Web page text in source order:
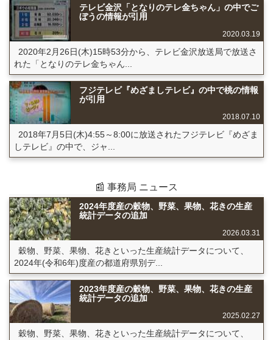
テレビ金沢「となりのテレ金ちゃん」の中でご
ぼうの情報が引用
2020.03.19
2020年2月26日(木)15時53分から、テレビ金沢放送局で放送さ
れた「となりのテレ金ちゃん...
フジテレビ『めざましテレビ』の中で桃の情報
が引用
2018.07.10
2018年7月5日(木)4:55～8:00に放送されたフジテレビ『めざま
しテレビ』の中で、ジャ...
📰 事務局 ニュース
2024年度産の穀物、野菜、果物、花きの生産
統計データの追加
2026.03.31
穀物、野菜、果物、花きといった生産統計データについて、
2024年(令和6年)度産の都道府県別デ...
2023年度産の穀物、野菜、果物、花きの生産
統計データの追加
2025.02.27
穀物、野菜、果物、花きといった生産統計データについて、